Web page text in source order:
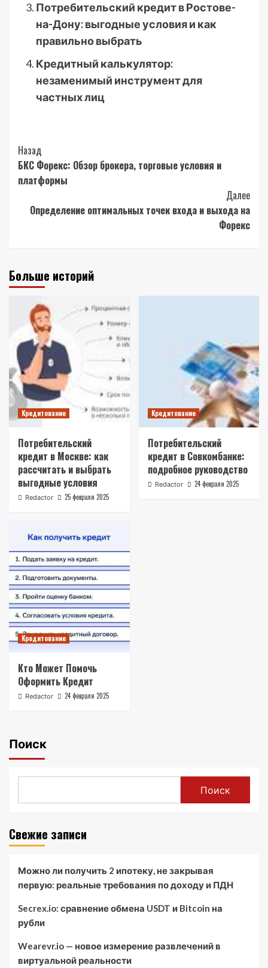
Потребительский кредит в Ростове-
на-Дону: выгодные условия и как
правильно выбрать
Кредитный калькулятор:
незаменимый инструмент для
частных лиц
Post
Navigation
Назад
БКС Форекс: Обзор брокера, торговые условия и
платформы
Далее
Определение оптимальных точек входа и выхода на
Форекс
Больше историй
Кредитование
Потребительский
кредит в Москве: как
рассчитать и выбрать
выгодные условия
Redactor 25 февраля 2025
Кредитование
Потребительский
кредит в Совкомбанке:
подробное руководство
Redactor 24 февраля 2025
Кредитование
Кто Может Помочь
Оформить Кредит
Redactor 24 февраля 2025
Поиск
Поиск
Свежие записи
Можно ли получить 2 ипотеку, не закрывая
первую: реальные требования по доходу и ПДН
Secrex.io: сравнение обмена USDT и Bitcoin на
рубли
Wearevr.io — новое измерение развлечений в
виртуальной реальности